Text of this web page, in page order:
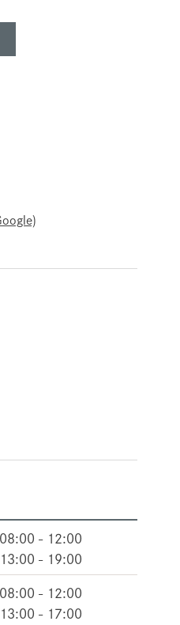
08:00 - 12:00
13:00 - 19:00
08:00 - 12:00
13:00 - 17:00